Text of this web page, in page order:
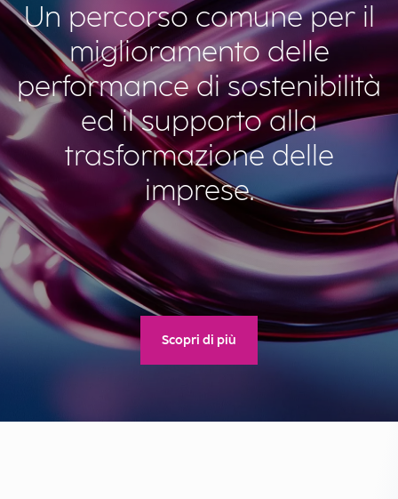
Un percorso comune per il
miglioramento delle
performance di sostenibilità
ed il supporto alla
trasformazione delle
imprese.
Scopri di più